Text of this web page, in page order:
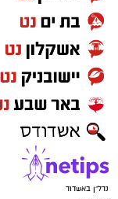
נדל"ן באשדוד